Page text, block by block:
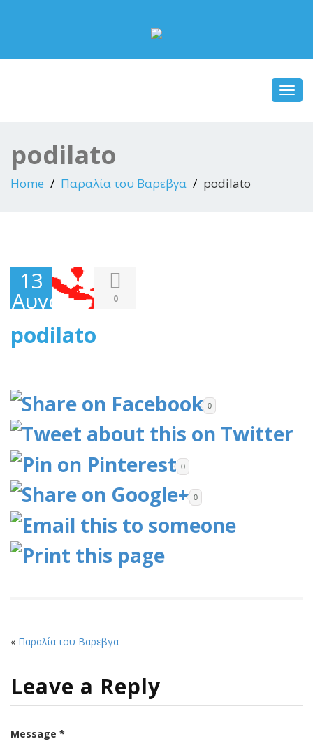
podilato
Home Παραλία του Βαρεβγα podilato
13
Αυγούστου
2017
0
podilato
0
0
0
« Παραλία του Βαρεβγα
Leave a Reply
Message *